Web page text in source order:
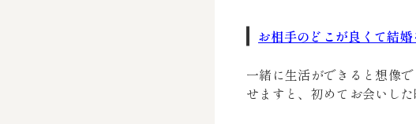
お相手のどこが良くて結
一緒に生活ができると想像
せますと、初めてお会いし